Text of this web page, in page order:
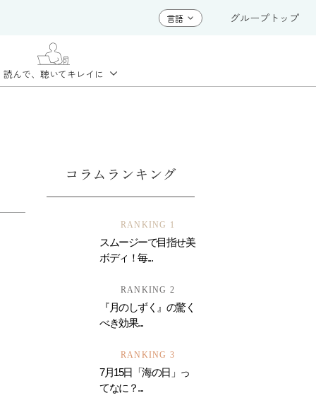
グループトップ
読んで、聴いてキレイに
コラムランキング
RANKING 1
スムージーで目指せ美
ボディ！毎...
RANKING 2
『月のしずく』の驚く
べき効果...
RANKING 3
7月15日「海の日」っ
てなに？...